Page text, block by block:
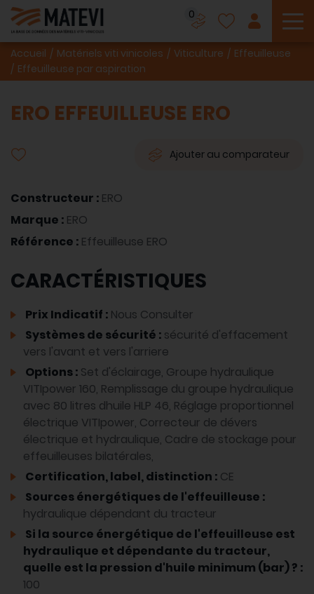
0
Accueil Matériels viti vinicoles Viticulture
Effeuilleuse
Effeuilleuse par aspiration
ERO EFFEUILLEUSE ERO
Ajouter au comparateur
Constructeur : ERO
Marque : ERO
Référence : Effeuilleuse ERO
CARACTÉRISTIQUES
Prix Indicatif : Nous Consulter
Systèmes de sécurité : sécurité d'effacement
vers l'avant et vers l'arriere
Options : Set d'éclairage, Groupe hydraulique
VITIpower 160, Remplissage du groupe hydraulique
avec 80 litres dhuile HLP 46, Réglage proportionnel
électrique VITIpower, Correcteur de dévers
électrique et hydraulique, Cadre de stockage pour
effeuilleuses bilatérales,
Certification, label, distinction : CE
Sources énergétiques de l'effeuilleuse :
hydraulique dépendant du tracteur
Si la source énergétique de l'effeuilleuse est
hydraulique et dépendante du tracteur,
quelle est la pression d'huile minimum (bar) ? :
100